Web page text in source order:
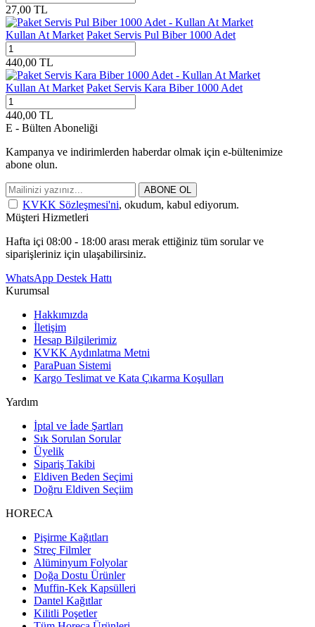
27,00 TL
Kullan At Market Paket Servis Pul Biber 1000 Adet
440,00 TL
Kullan At Market Paket Servis Kara Biber 1000 Adet
440,00 TL
E - Bülten Aboneliği
Kampanya ve indirimlerden haberdar olmak için e-bültenimize
abone olun.
ABONE OL
KVKK Sözleşmesi'ni, okudum, kabul ediyorum.
Müşteri Hizmetleri
Hafta içi 08:00 - 18:00 arası merak ettiğiniz tüm sorular ve
siparişleriniz için ulaşabilirsiniz.
WhatsApp Destek Hattı
Kurumsal
Hakkımızda
İletişim
Hesap Bilgilerimiz
KVKK Aydınlatma Metni
ParaPuan Sistemi
Kargo Teslimat ve Kata Çıkarma Koşulları
Yardım
İptal ve İade Şartları
Sık Sorulan Sorular
Üyelik
Sipariş Takibi
Eldiven Beden Seçimi
Doğru Eldiven Seçiim
HORECA
Pişirme Kağıtları
Streç Filmler
Alüminyum Folyolar
Doğa Dostu Ürünler
Muffin-Kek Kapsülleri
Dantel Kağıtlar
Kilitli Poşetler